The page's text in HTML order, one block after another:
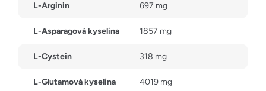
L-Arginin 697 mg
L-Asparagová kyselina 1857 mg
L-Cystein 318 mg
L-Glutamová kyselina 4019 mg